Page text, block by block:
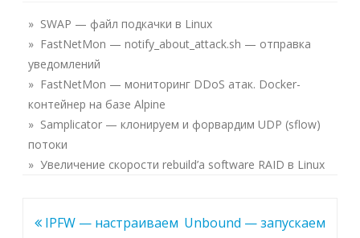
» SWAP — файл подкачки в Linux
» FastNetMon — notify_about_attack.sh — отправка
уведомлений
» FastNetMon — мониторинг DDoS атак. Docker-
контейнер на базе Alpine
» Samplicator — клонируем и форвардим UDP (sflow)
потоки
» Увеличение скорости rebuild’a software RAID в Linux
Навигация
IPFW — настраиваем Unbound — запускаем